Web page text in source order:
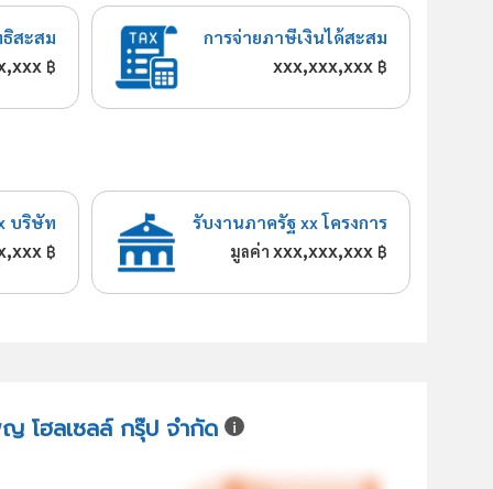
สะสม
฿
การจ่ายภาษีเงินได้สะสม
xxx,xxx,xxx ฿
บริษัท
฿
รับงานภาครัฐ xx โครงการ
มูลค่าxxx,xxx,xxx ฿
โฮลเซลล์ กรุ๊ป จำกัด